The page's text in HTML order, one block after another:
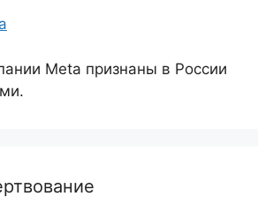
Meta признаны в России